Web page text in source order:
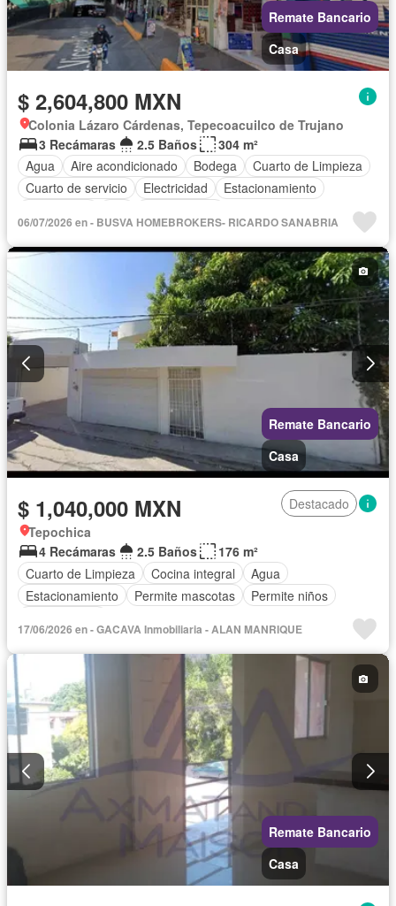
Remate Bancario
Casa
$ 2,604,800 MXN
Colonia Lázaro Cárdenas, Tepecoacuilco de Trujano
3 Recámaras
2.5 Baños
304 m²
Agua
Aire acondicionado Bodega
Cuarto de Limpieza
Cuarto de servicio
Electricidad
Estacionamiento
06/07/2026 en - BUSVA HOMEBROKERS- RICARDO SANABRIA
Remate Bancario
Casa
$ 1,040,000 MXN
Destacado
Tepochica
4 Recámaras
2.5 Baños
176 m²
Cuarto de Limpieza
Cocina integral
Agua
Estacionamiento
Permite mascotas
Permite niños
17/06/2026 en - GACAVA Inmobiliaria - ALAN MANRIQUE
Remate Bancario
Casa